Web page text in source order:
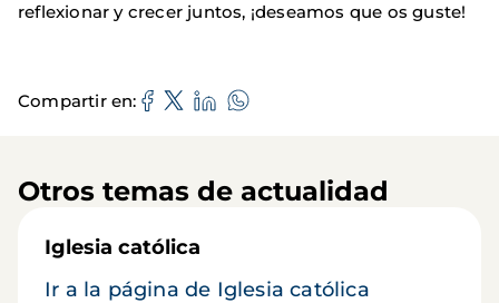
reflexionar y crecer juntos, ¡deseamos que os guste!
Compartir en
Otros temas de actualidad
Iglesia católica
Ir a la página de Iglesia católica